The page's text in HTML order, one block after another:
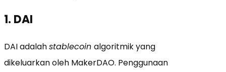
1. DAI
DAI adalahstablecoin algoritmik yang
dikeluarkan oleh MakerDAO. Penggunaan